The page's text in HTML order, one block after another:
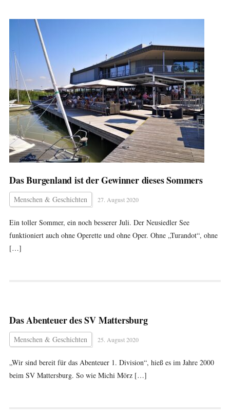
Das Burgenland ist der Gewinner dieses Sommers
Menschen & Geschichten 27. August 2020
Ein toller Sommer, ein noch besserer Juli. Der Neusiedler See
funktioniert auch ohne Operette und ohne Oper. Ohne „Turandot“, ohne
[…]
Das Abenteuer des SV Mattersburg
Menschen & Geschichten 25. August 2020
„Wir sind bereit für das Abenteuer 1. Division“, hieß es im Jahre 2000
beim SV Mattersburg. So wie Michi Mörz […]